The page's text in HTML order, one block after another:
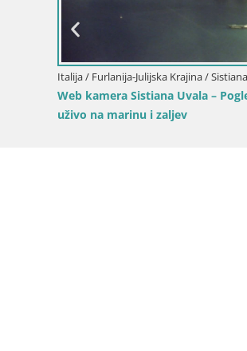
/ Gorica